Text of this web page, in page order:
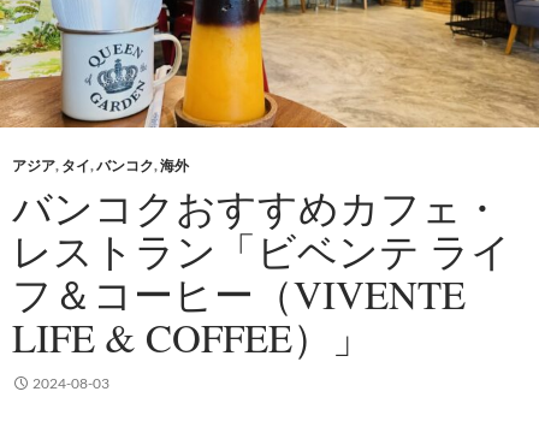
アジア, タイ,バンコク,海外
バンコクおすすめカフェ・
レストラン「ビベンテ ライ
フ＆コーヒー（VIVENTE
LIFE & COFFEE）」
2024-08-03